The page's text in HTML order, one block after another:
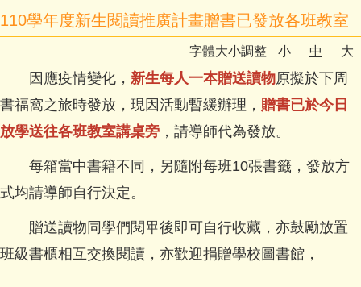
110學年度新生閱讀推廣計畫贈書已發放各班教室
字體大小調整 小 中 大
因應疫情變化， 新生每人一本贈送讀物原擬於下周
書福窩之旅時發放，現因活動暫緩辦理， 贈書已於今日
放學送往各班教室講桌旁 ，請導師代為發放。
每箱當中書籍不同，另隨附每班10張書籤，發放方
式均請導師自行決定。
贈送讀物同學們閱畢後即可自行收藏，亦鼓勵放置
班級書櫃相互交換閱讀，亦歡迎捐贈學校圖書館，